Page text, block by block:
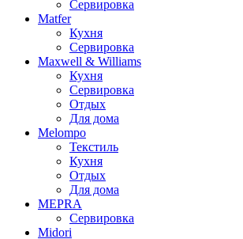
Сервировка
Matfer
Кухня
Сервировка
Maxwell & Williams
Кухня
Сервировка
Отдых
Для дома
Melompo
Текстиль
Кухня
Отдых
Для дома
MEPRA
Сервировка
Midori